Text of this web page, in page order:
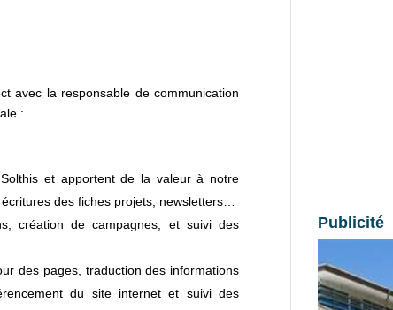
avec la responsable de communication
:
et apportent de la valeur à notre
des fiches projets, newsletters…
création de campagnes, et suivi des
des pages, traduction des informations
du site internet et suivi des
Publicité